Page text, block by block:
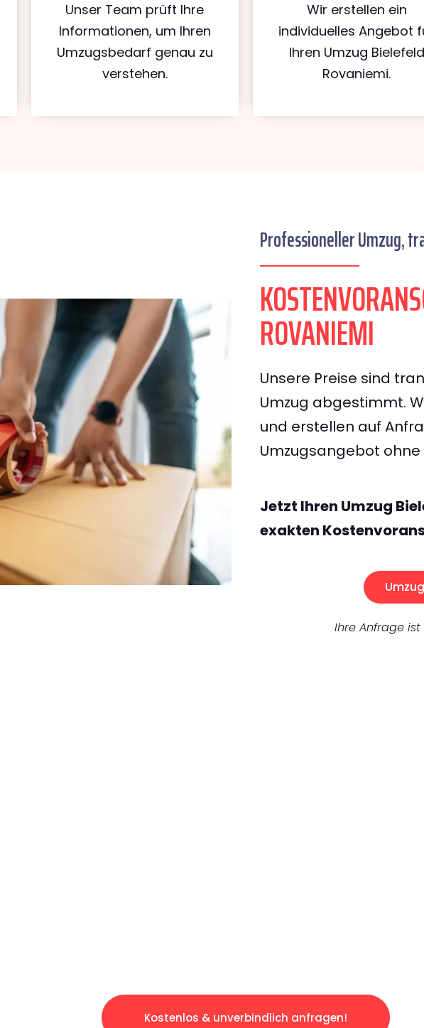
Unser Team prüft Ihre
Informationen, um Ihren
Umzugsbedarf genau zu
verstehen.
Wir erstellen ein
individuelles Angebot
Ihren Umzug Bielefeld
Rovaniemi.
Professioneller Umzug,
ROVANIEMI
Unsere Preise sind
Umzug abgestimmt.
und erstellen auf
Umzugsangebot
Jetzt Ihren Umzug
exakten
Ihre Anfrage ist
Kostenlos & unverbindlich anfragen!